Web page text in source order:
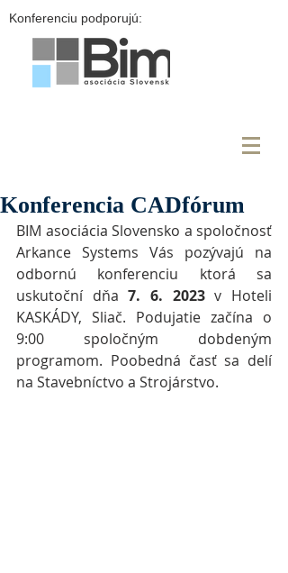
Konferenciu podporujú:
Konferencia CADfórum
BIM asociácia Slovensko a spoločnosť
Arkance Systems Vás pozývajú na
odbornú konferenciu ktorá sa
uskutoční dňa 7. 6. 2023 v Hoteli
KASKÁDY, Sliač. Podujatie začína o
9:00 spoločným dobdeným
programom. Poobedná časť sa delí
na Stavebníctvo a Strojárstvo.